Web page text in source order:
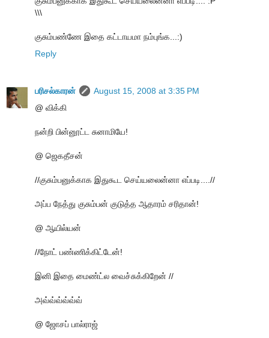
\\\
குசும்பண்ணே இதை கட்டாயமா நம்புங்க...:)
Reply
பரிசல்காரன்
August 15, 2008 at 3:35 PM
@ விக்கி
நன்றி பின்னூட்ட சுனாமியே!
@ ஜெகதீசன்
//குசும்பனுக்காக இதுகூட செய்யலைன்னா எப்படி....//
அப்ப நேத்து குசும்பன் குடுத்த ஆதாரம் சரிதான்!
@ ஆயில்யன்
//நோட் பண்ணிக்கிட்டேன்!
இனி இதை மைண்ட்ல வைச்சுக்கிறேன் //
அவ்வ்வ்வ்வ்வ்
@ ஜோசப் பால்ராஜ்